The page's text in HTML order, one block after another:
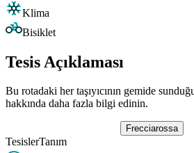
Klima
Bisiklet
Tesis Açıklaması
Bu rotadaki her taşıyıcının gemide
hakkında daha fazla bilgi edinin.
Frecciarossa
TesislerTanım